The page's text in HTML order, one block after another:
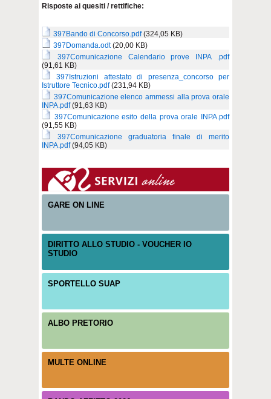
Risposte ai quesiti / rettifiche:
397Bando di Concorso.pdf (324,05 KB)
397Domanda.odt (20,00 KB)
397Comunicazione Calendario prove INPA .pdf
(91,61 KB)
397Istruzioni attestato di presenza_concorso per
Istruttore Tecnico.pdf (231,94 KB)
397Comunicazione elenco ammessi alla prova orale
INPA.pdf (91,63 KB)
397Comunicazione esito della prova orale INPA.pdf
(91,55 KB)
397Comunicazione graduatoria finale di merito
INPA.pdf (94,05 KB)
GARE ON LINE
DIRITTO ALLO STUDIO - VOUCHER IO
STUDIO
SPORTELLO SUAP
ALBO PRETORIO
MULTE ONLINE